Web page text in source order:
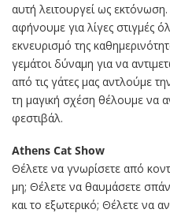
αυτή λειτουργεί ως
αφήνουμε για λίγες στιγμές
εκνευρισμό της
γεμάτοι δύναμη για να
από τις γάτες μας αντλούμε
τη μαγική σχέση θέλουμε να
φεστιβάλ.
Αthens Cat Show
Θέλετε να γνωρίσετε από
μη; Θέλετε να θαυμάσετε
και το εξωτερικό; Θέλετε να